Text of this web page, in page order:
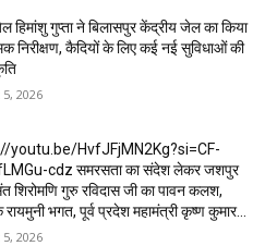
हिमांशु गुप्ता ने बिलासपुर केंद्रीय जेल का किया
निरीक्षण, कैदियों के लिए कई नई सुविधाओं की
2026
youtu.be/HvfJFjMN2Kg?si=CF-
cdz समरसता का संदेश लेकर जशपुर
शिरोमणि गुरु रविदास जी का पावन कलश,
रायमुनी भगत, पूर्व प्रदेश महामंत्री कृष्ण कुमार...
2026